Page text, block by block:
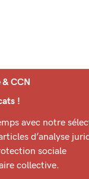
CCN
!
avec notre
d’analyse
sociale
collective.